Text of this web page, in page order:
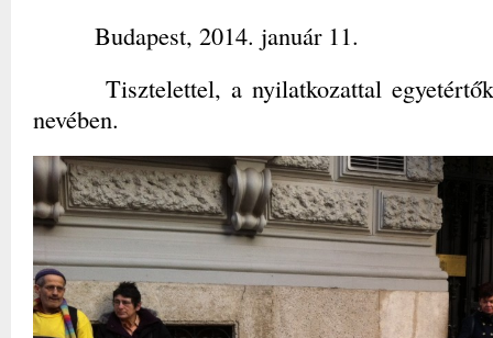
Budapest, 2014. január 11.
Tisztelettel, a nyilatkozattal
nevében.